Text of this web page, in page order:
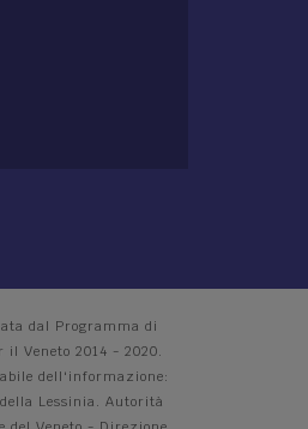
dal Programma di
Veneto 2014 - 2020.
dell'informazione:
Lessinia. Autorità